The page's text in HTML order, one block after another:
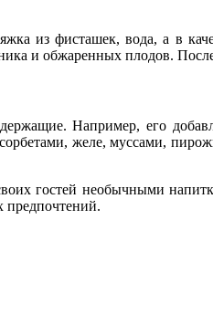
из фисташек, вода, а в
и обжаренных плодов.
Например, его
желе, муссами,
гостей необычными
предпочтений.